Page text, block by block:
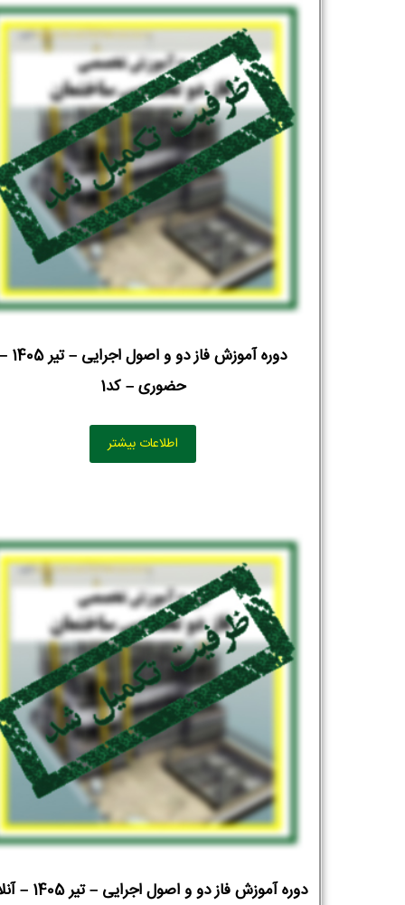
دوره آموزش فاز دو و اصول اجرایی – تیر 1405 –
حضوری – کد1
اطلاعات بیشتر
دوره آموزش فاز دو و اصول
*
شماره واتس‌اپ : *